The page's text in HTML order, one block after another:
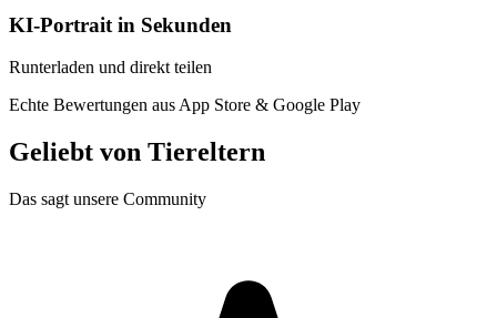
KI-Portrait in Sekunden
Runterladen und direkt teilen
Echte Bewertungen aus App Store & Google Play
Geliebt von Tiereltern
Das sagt unsere Community